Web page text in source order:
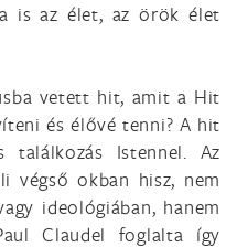
is az élet, az örök élet
vetett hit, amit a Hit
és élővé tenni? A hit
találkozás Istennel. Az
végső okban hisz, nem
ideológiában, hanem
Claudel foglalta így